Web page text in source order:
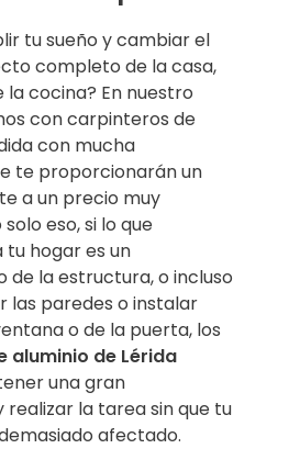
tu sueño y cambiar el
completo de la casa,
cocina? En nuestro
con carpinteros de
con mucha
te proporcionarán un
a un precio muy
eso, si lo que
hogar es un
de la estructura, o incluso
las paredes o instalar
o de la puerta, los
aluminio de Lérida
una gran
realizar la tarea sin que tu
afectado.